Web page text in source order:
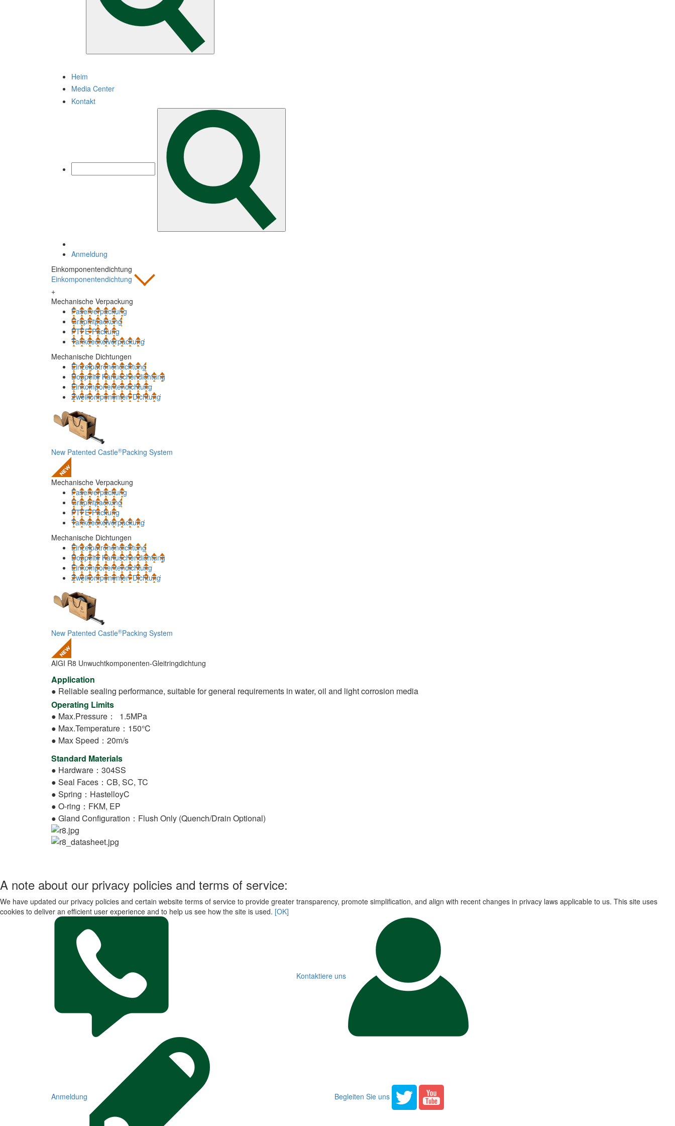
Heim
Media Center
Kontakt
Anmeldung
Einkomponentendichtung
Einkomponentendichtung
+
Mechanische Verpackung
Faserverpackung
Graphitpackung
PTFE-Packung
Tankdeckelverpackung
Mechanische Dichtungen
Einzelpatronendichtung
Doppelte Kartuschendichtung
Einkomponentendichtung
Zweikomponenten-Dichtung
New Patented Castle®Packing System
Mechanische Verpackung
Faserverpackung
Graphitpackung
PTFE-Packung
Tankdeckelverpackung
Mechanische Dichtungen
Einzelpatronendichtung
Doppelte Kartuschendichtung
Einkomponentendichtung
Zweikomponenten-Dichtung
New Patented Castle®Packing System
AIGI R8 Unwuchtkomponenten-Gleitringdichtung
Application
● Reliable sealing performance, suitable for general requirements in water, oil and light corrosion media
Operating Limits
● Max.Pressure： 1.5MPa
● Max.Temperature：150°C
● Max Speed：20m/s
Standard Materials
● Hardware：304SS
● Seal Faces：CB, SC, TC
● Spring：HastelloyC
● O-ring：FKM, EP
● Gland Configuration：Flush Only (Quench/Drain Optional)
A note about our privacy policies and terms of service:
We have updated our privacy policies and certain website terms of service to provide greater transparency, promote simplification, and align with recent changes in privacy laws applicable to us. This site uses
cookies to deliver an efficient user experience and to help us see how the site is used. [OK]
Kontaktiere uns
Anmeldung Begleiten Sie uns